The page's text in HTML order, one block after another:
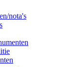
nota's